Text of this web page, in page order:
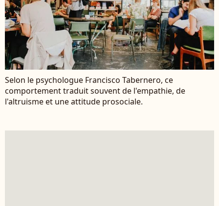
Selon le psychologue Francisco Tabernero, ce
comportement traduit souvent de l'empathie, de
l'altruisme et une attitude prosociale.